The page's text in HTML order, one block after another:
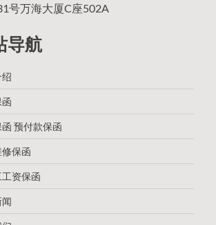
号万海大厦C座502A
导航
函 预付款保函
修保函
资保函